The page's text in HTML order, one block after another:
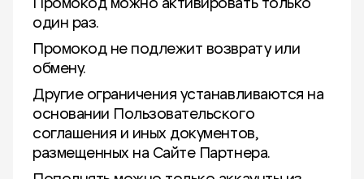
один раз.
Промокод не подлежит возврату или
обмену.
Другие ограничения устанавливаются на
основании Пользовательского
соглашения и иных документов,
размещенных на Сайте Партнера.